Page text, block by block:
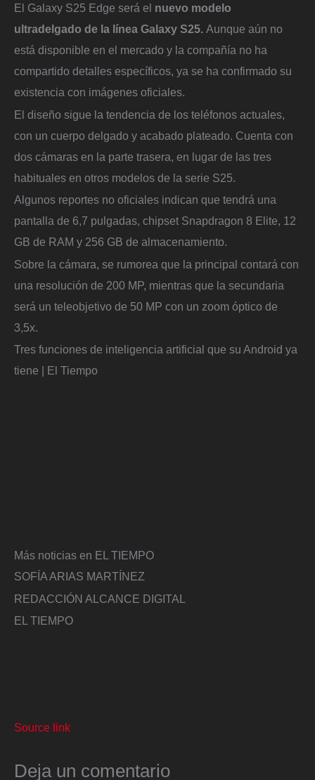
El Galaxy S25 Edge será el nuevo modelo
ultradelgado de la línea Galaxy S25. Aunque aún no
está disponible en el mercado y la compañía no ha
compartido detalles específicos, ya se ha confirmado su
existencia con imágenes oficiales.
El diseño sigue la tendencia de los teléfonos actuales,
con un cuerpo delgado y acabado plateado. Cuenta con
dos cámaras en la parte trasera, en lugar de las tres
habituales en otros modelos de la serie S25.
Algunos reportes no oficiales indican que tendrá una
pantalla de 6,7 pulgadas, chipset Snapdragon 8 Elite, 12
GB de RAM y 256 GB de almacenamiento.
Sobre la cámara, se rumorea que la principal contará con
una resolución de 200 MP, mientras que la secundaria
será un teleobjetivo de 50 MP con un zoom óptico de
3,5x.
Tres funciones de inteligencia artificial que su Android ya
tiene | El Tiempo
Más noticias en EL TIEMPO
SOFÍA ARIAS MARTÍNEZ
REDACCIÓN ALCANCE DIGITAL
EL TIEMPO
Source link
Deja un comentario